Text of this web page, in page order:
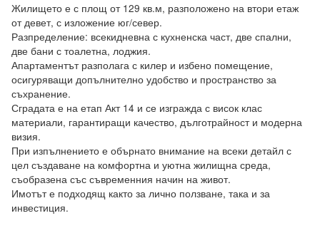
Жилището е с площ от 129 кв.м, разположено на втори етаж
от девет, с изложение юг/север.
Разпределение: всекидневна с кухненска част, две спални,
две бани с тоалетна, лоджия.
Апартаментът разполага с килер и избено помещение,
осигуряващи допълнително удобство и пространство за
съхранение.
Сградата е на етап Акт 14 и се изгражда с висок клас
материали, гарантиращи качество, дълготрайност и модерна
визия.
При изпълнението е обърнато внимание на всеки детайл с
цел създаване на комфортна и уютна жилищна среда,
съобразена със съвременния начин на живот.
Имотът е подходящ както за лично ползване, така и за
инвестиция.